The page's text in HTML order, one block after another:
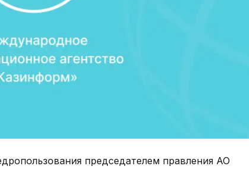
председателем правления АО